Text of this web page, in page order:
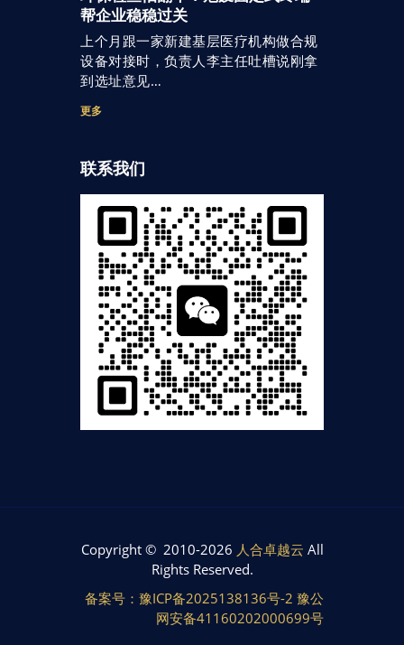
帮企业稳稳过关
上个月跟一家新建基层医疗机构做合规
设备对接时，负责人李主任吐槽说刚拿
到选址意见…
更多
联系我们
Copyright © 2010-2026 人合卓越云 All
Rights Reserved.
备案号：豫ICP备2025138136号-2 豫公
网安备41160202000699号